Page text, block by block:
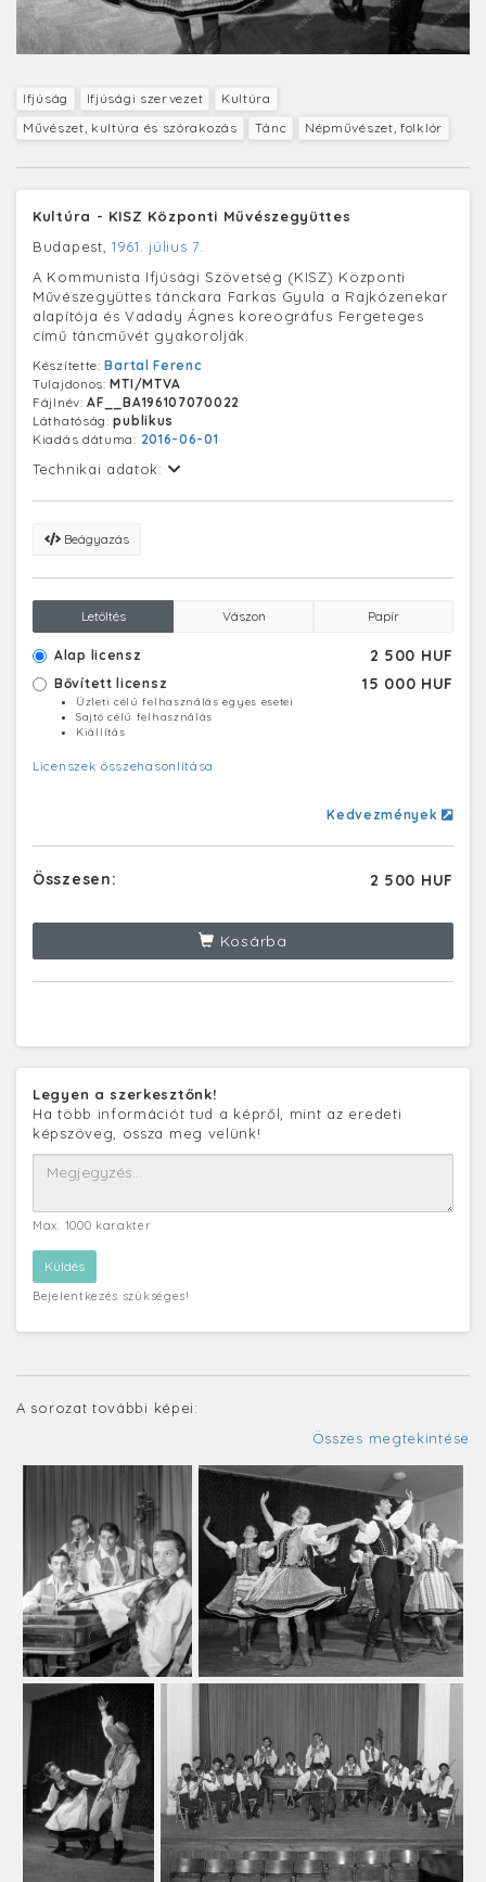
Ifjúság Ifjúsági szervezet
Kultúra
Művészet, kultúra és szórakozás
Tánc Népművészet, folklór
Kultúra - KISZ Központi Művészegyüttes
Budapest, 1961. július 7.
A Kommunista Ifjúsági Szövetség (KISZ) Központi
Művészegyüttes tánckara Farkas Gyula a Rajkózenekar
alapítója és Vadady Ágnes koreográfus Fergeteges
című táncművét gyakorolják.
Készítette:Bartal Ferenc
Tulajdonos:MTI/MTVA
Fájlnév:AF__BA196107070022
Láthatóság:publikus
Kiadás dátuma: 2016-06-01
Technikai adatok:
Beágyazás
Letöltés Vászon Papír
Alap licensz 2 500 HUF
Bővített licensz 15 000 HUF
Üzleti célú felhasználás egyes esetei
Sajtó célú felhasználás
Kiállítás
Licenszek összehasonlítása
Kedvezmények
Összesen: 2 500 HUF
Kosárba
Legyen a szerkesztőnk!
Ha több információt tud a képről, mint az eredeti
képszöveg, ossza meg velünk!
Max. 1000 karakter
Bejelentkezés szükséges!
A sorozat további képei:
Összes megtekintése